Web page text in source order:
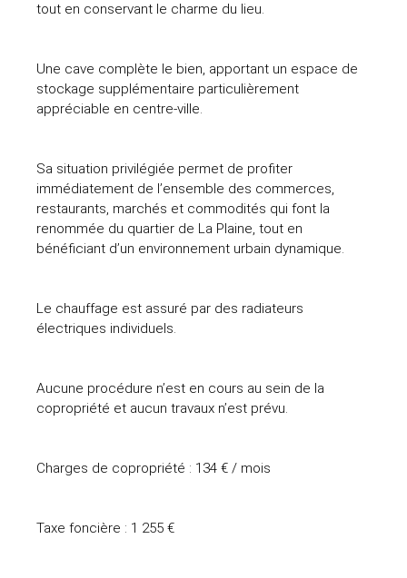
tout en conservant le charme du lieu.
Une cave complète le bien, apportant un espace de
stockage supplémentaire particulièrement
appréciable en centre-ville.
Sa situation privilégiée permet de profiter
immédiatement de l’ensemble des commerces,
restaurants, marchés et commodités qui font la
renommée du quartier de La Plaine, tout en
bénéficiant d’un environnement urbain dynamique.
Le chauffage est assuré par des radiateurs
électriques individuels.
Aucune procédure n’est en cours au sein de la
copropriété et aucun travaux n’est prévu.
Charges de copropriété : 134 € / mois
Taxe foncière : 1 255 €